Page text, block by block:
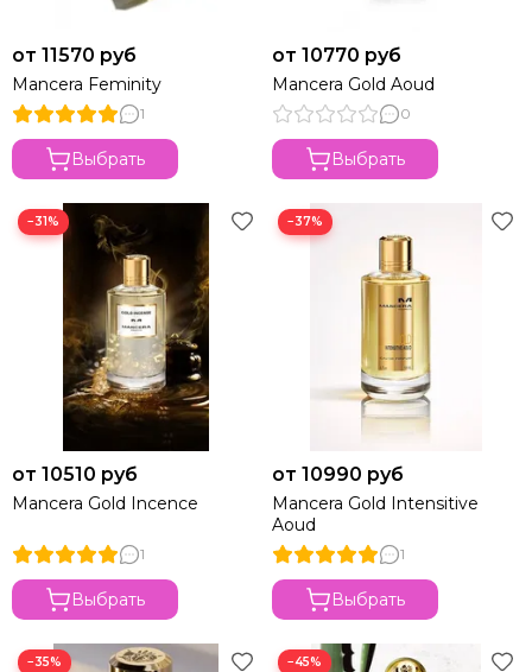
от 11570 руб
Mancera Feminity
1
Выбрать
от 10770 руб
Mancera Gold Aoud
0
Выбрать
−31%
от 10510 руб
Mancera Gold Incence
1
Выбрать
−37%
от 10990 руб
Mancera Gold Intensitive
Aoud
1
Выбрать
−35% −45%